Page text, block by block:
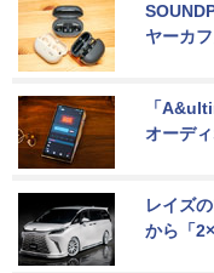
ヤーカ
「
オーデ
レイズ
から「